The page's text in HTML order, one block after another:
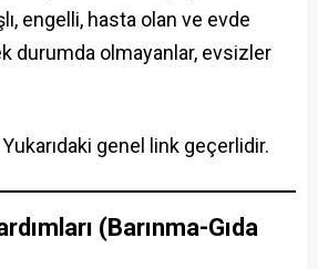
engelli, hasta olan ve evde
durumda olmayanlar, evsizler
Yukarıdaki genel link geçerlidir.
(Barınma-Gıda